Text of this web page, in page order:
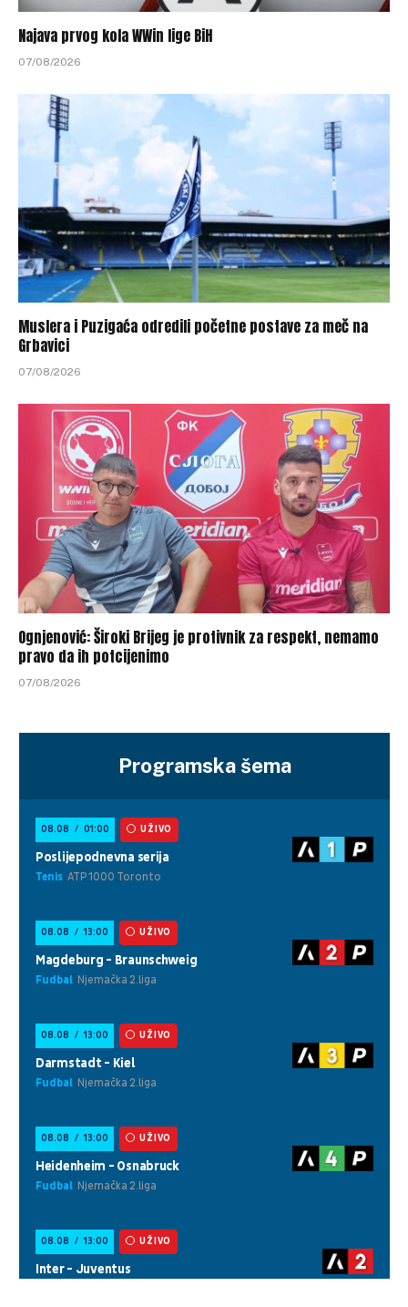
Najava prvog kola WWin lige BiH
07/08/2026
Muslera i Puzigaća odredili početne postave za meč na
Grbavici
07/08/2026
Ognjenović: Široki Brijeg je protivnik za respekt, nemamo
pravo da ih potcijenimo
07/08/2026
Programska šema